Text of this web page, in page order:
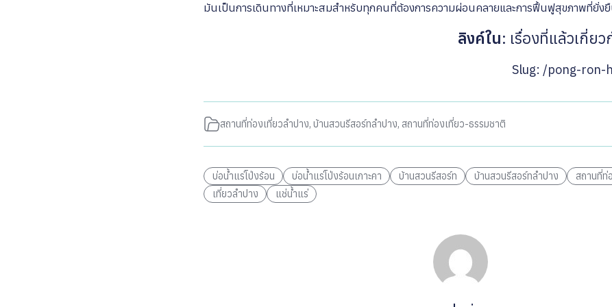
มันเป็นการเดินทางที่เหมาะสมสำหรับทุกคนที่ต้องการความผ่อนคลายและการฟื้นฟูสุขภาพที่ยั่ง
ลิงค์ใน: เรื่องที่แล้วเกี่ยว
Slug: /pong-
สถานที่ท่องเที่ยวลำปาง, บ้านสวนรีสอร์ทลำปาง, สถานที่ท่องเที่ยว-ธรรมชาติ
บ่อน้ำแร่โป่งร้อน บ่อน้ำแร่โป่งร้อนเกาะคา บ้านสวนรีสอร์ท บ้านสวนรีสอร์ทลำปาง
สถานที่ท่
เที่ยวลำปาง
แช่น้ำแร่